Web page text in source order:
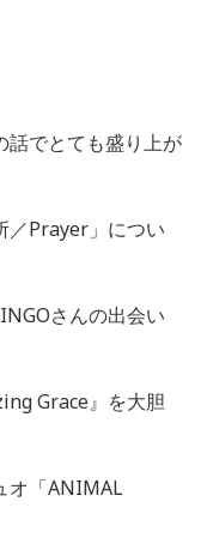
話でとても盛り上が
／Prayer 」につい
さんの出会い
Grace』を大胆
オ「ANIMAL